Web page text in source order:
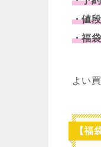
・値
・福
よい
【福